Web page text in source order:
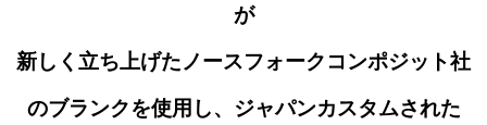
が
新しく立ち上げたノースフォークコンポジット社
のブランクを使用し、ジャパンカスタムされた